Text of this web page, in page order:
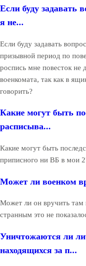
Если буду задавать
я не...
Если буду задавать
призывной период по
роспись мне повесток не
военкомата, так как в
говорить?
Какие могут быть
расписыва...
Какие могут быть
приписного ни ВБ в мои
Может ли военком
Может ли он вручить там
странным это не
Уничтожаются ли
находящихся за п...